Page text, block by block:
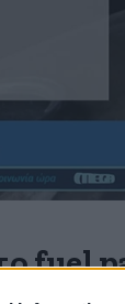
fuel